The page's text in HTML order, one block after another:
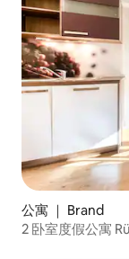
公寓 ｜ Brand
2 卧室度假公寓